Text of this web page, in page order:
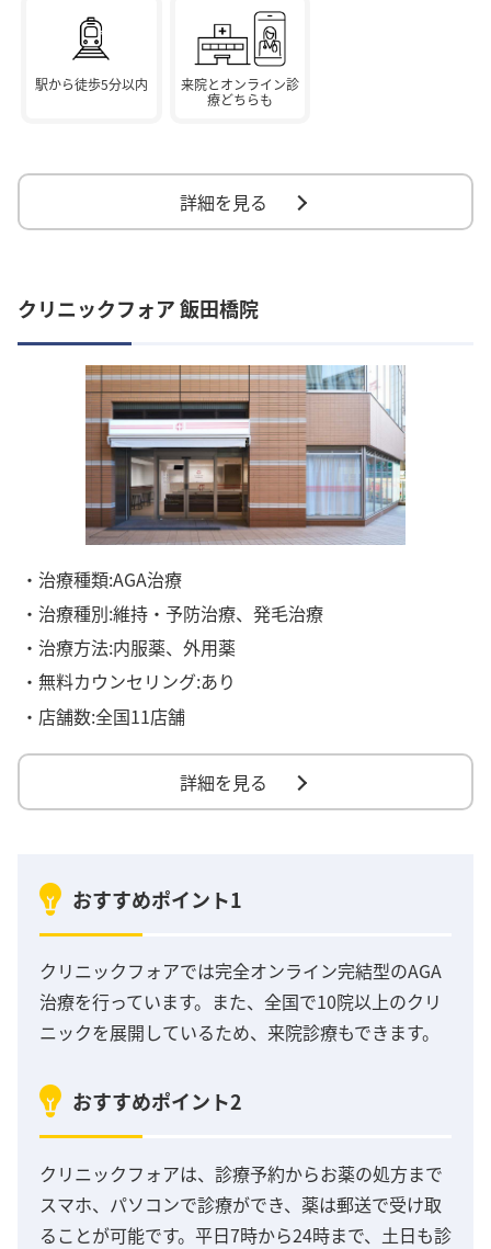
駅から徒歩5分以内
来院とオンライン診
療どちらも
詳細を見る
クリニックフォア 飯田橋院
・治療種類:AGA治療
・治療種別:維持・予防治療、発毛治療
・治療方法:内服薬、外用薬
・無料カウンセリング:あり
・店舗数:全国11店舗
詳細を見る
おすすめポイント1
クリニックフォアでは完全オンライン完結型のAGA
治療を行っています。また、全国で10院以上のクリ
ニックを展開しているため、来院診療もできます。
おすすめポイント2
クリニックフォアは、診療予約からお薬の処方まで
スマホ、パソコンで診療ができ、薬は郵送で受け取
ることが可能です。平日7時から24時まで、土日も診